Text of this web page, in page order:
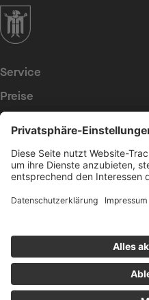
zur Website der
Service
Preise
Konzerte
AGB
Impressum